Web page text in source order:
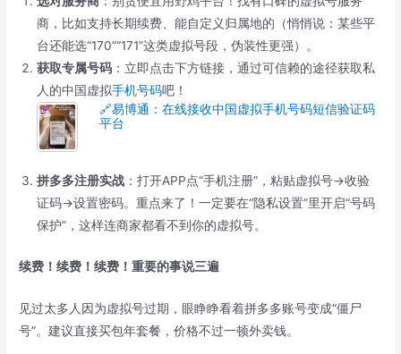
商，比如支持长期续费、能自定义归属地的（悄悄说：某些平
台还能选“170”“171”这类虚拟号段，伪装性更强）。
获取专属号码 ：立即点击下方链接，通过可信赖的途径获取私
人的中国虚拟手机号码吧！
🔗易博通：在线接收中国虚拟手机号码短信验证码
平台
拼多多注册实战 ：打开APP点“手机注册”，粘贴虚拟号→收验
证码→设置密码。重点来了！一定要在“隐私设置”里开启“号码
保护”，这样连商家都看不到你的虚拟号。
续费！续费！续费！重要的事说三遍
见过太多人因为虚拟号过期，眼睁睁看着拼多多账号变成“僵尸
号”。建议直接买包年套餐，价格不过一顿外卖钱。